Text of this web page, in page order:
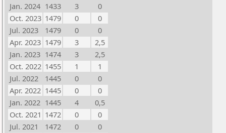
Jan. 2024 1433 3
0
Oct. 2023 1479 0
0
Jul. 2023
1479 0
0
Apr. 2023 1479 3
2,5
Jan. 2023 1474 3
2,5
Oct. 2022 1455 1
1
Jul. 2022
1445 0
0
Apr. 2022 1445 0
0
Jan. 2022 1445 4
0,5
Oct. 2021 1472 0
0
Jul. 2021
1472 0
0